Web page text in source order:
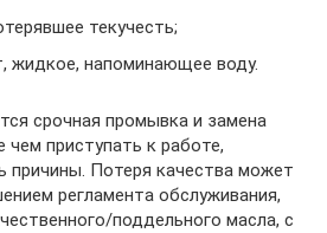
текучесть;
жидкое, напоминающее воду.
срочная промывка и замена
приступать к работе,
причины. Потеря качества может
регламента обслуживания,
поддельного масла, с